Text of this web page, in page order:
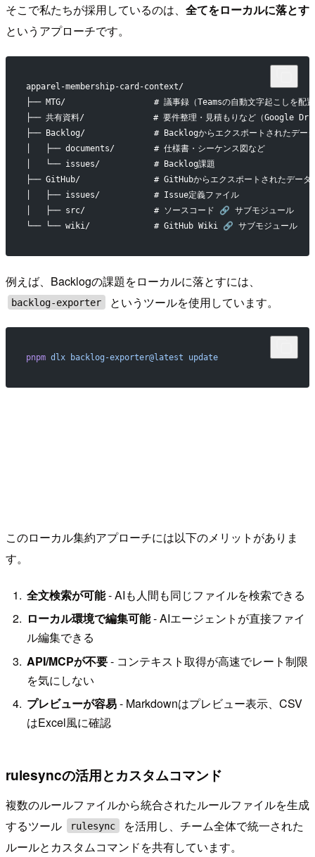
そこで私たちが採用しているのは、 全てをローカルに落とす
というアプローチです。
apparel-membership-card-context/
├── MTG/                  # 議事録（Teamsの自動文字起こしを配置
├── 共有資料/              # 要件整理・見積もりなど（Google
├── Backlog/              # Backlogからエクスポートされたデー
│   ├── documents/        # 仕様書・シーケンス図など
│   └── issues/           # Backlog課題
├── GitHub/               # GitHubからエクスポートされたデータ
│   ├── issues/           # Issue定義ファイル
│   ├── src/              # ソースコード 🔗 サブモジュール
└── └── wiki/             # GitHub Wiki 🔗 サブモジュール
例えば、Backlogの課題をローカルに落とすには、
backlog-exporter というツールを使用しています。
pnpm dlx backlog-exporter@latest update
このローカル集約アプローチには以下のメリットがありま
す。
全文検索が可能- AIも人間も同じファイルを検索できる
ローカル環境で編集可能- AIエージェントが直接ファイ
ル編集できる
API/MCPが不要- コンテキスト取得が高速でレート制限
を気にしない
プレビューが容易- Markdownはプレビュー表示、CSV
はExcel風に確認
rulesyncの活用とカスタムコマンド
複数のルールファイルから統合されたルールファイルを生成
するツール
rulesync
を活用し、チーム全体で統一された
ルールとカスタムコマンドを共有しています。